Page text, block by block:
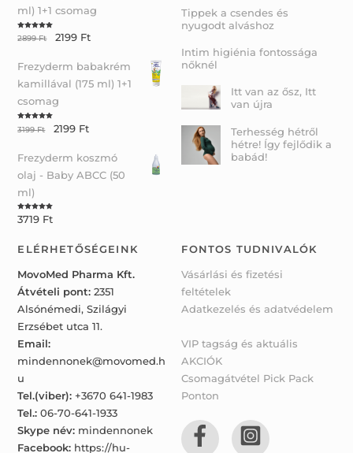
ml) 1+1 csomag
Rated5.00
out of 5
2899Ft 2199 Ft
Frezyderm babakrém
kamillával (175 ml) 1+1
csomag
out of 5
3199Ft 2199 Ft
Frezyderm koszmó
olaj - Baby ABCC (50
ml)
Rated5.00
out of 5
3719 Ft
Tippek a csendes és
nyugodt alváshoz
Intim higiénia fontossága
nőknél
Itt van az ősz, Itt
van újra
Terhesség hétről
hétre! Így fejlődik a
babád!
ELÉRHETŐSÉGEINK
MovoMed Pharma Kft.
Átvételi pont: 2351
Alsónémedi, Szilágyi
Erzsébet utca 11.
Email:
mindennonek@movomed.h
u
Tel.(viber): +3670 641-1983
Tel.: 06-70-641-1933
Skype név: mindennonek
Facebook: https://hu-
FONTOS TUDNIVALÓK
Vásárlási és fizetési
feltételek
Adatkezelés és adatvédelem
VIP tagság és aktuális
AKCIÓK
Csomagátvétel Pick Pack
Ponton